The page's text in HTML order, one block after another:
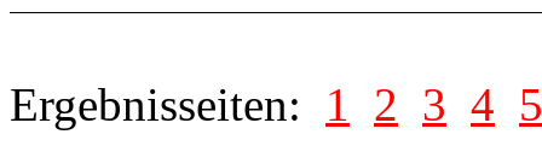
Ergebnisseiten: 1 2 3 4 5